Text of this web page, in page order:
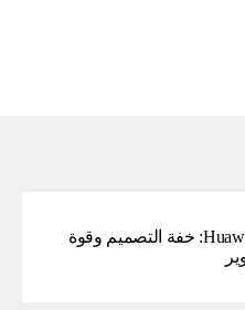
Huawei Pura 90s Pro: خفة التصميم وقوة